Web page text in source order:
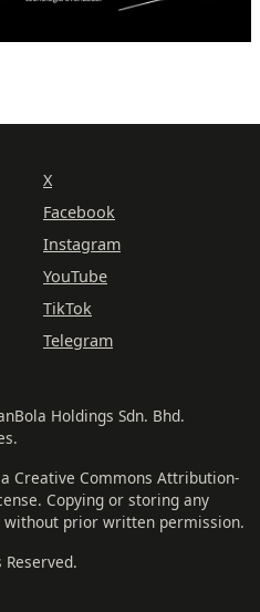
X
Facebook
Instagram
YouTube
TikTok
Telegram
Holdings Sdn. Bhd.
Creative Commons Attribution-
Copying or storing any
prior written permission.